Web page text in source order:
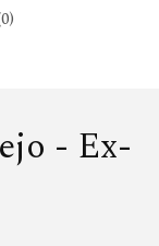
0)
- Ex-